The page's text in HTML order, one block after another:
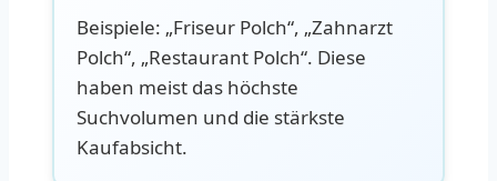
Beispiele: „Friseur Polch“, „Zahnarzt
Polch“, „Restaurant Polch“. Diese
haben meist das höchste
Suchvolumen und die stärkste
Kaufabsicht.